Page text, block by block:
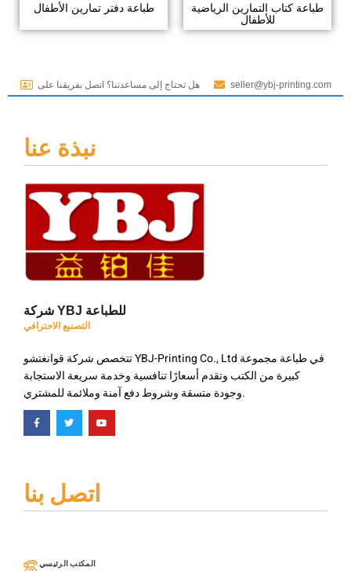
طباعة دفتر تمارين الأطفال
طباعة كتاب التمارين الرياضية
للأطفال
هل تحتاج إلى مساعدتنا؟ اتصل بفريقنا على seller@ybj-printing.com
نبذة عنا
شركة YBJ للطباعة
التصنيع الاحترافي
تتخصص شركة قوانغتشو YBJ-Printing Co., Ltd في طباعة مجموعة
كبيرة من الكتب وتقدم أسعارًا تنافسية وخدمة سريعة الاستجابة
وجودة متسقة وشروط دفع آمنة وملائمة للمشتري.
اتصل بنا
المكتب الرئيسي